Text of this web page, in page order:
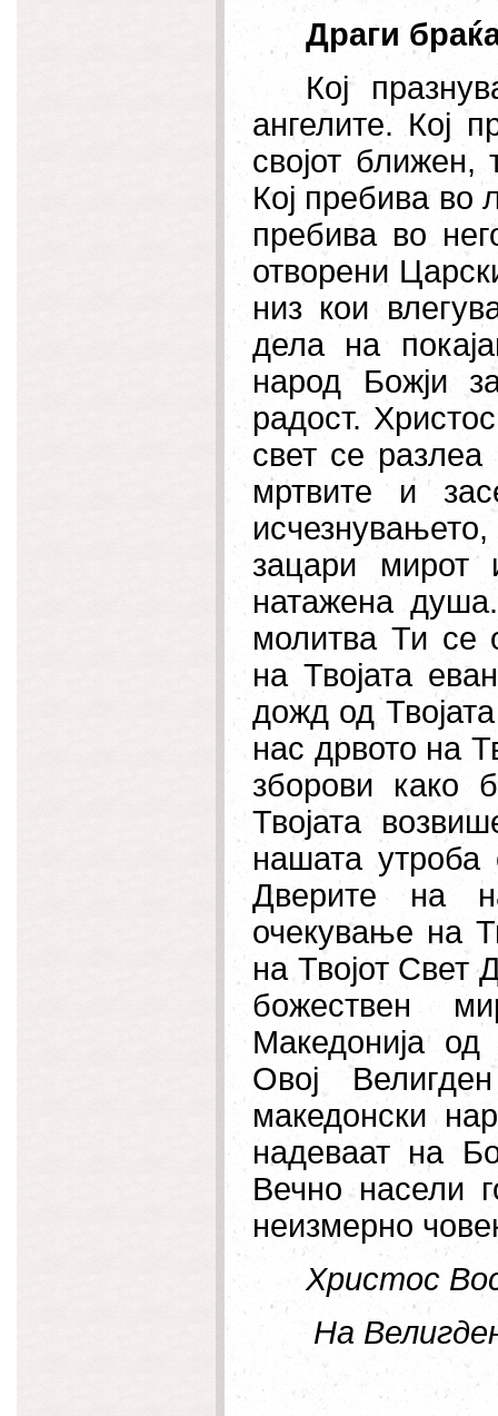
Драги
Кој
ангелите. Кој
својот ближен,
Кој пребива во
пребива во
отворени
низ кои
дела на
народ Божји
радост.
свет се разлеа
мртвите и
зацари мирот
натажена
молитва Ти се
на Твојата
дожд од
нас дрвото на
зборови како
Твојата
нашата утроба
Дверите на
очекување на
на Твојот Свет
божествен
Македонија од
Овој
македонски
надеваат на
Вечно насели
неизмерно
Христос
На